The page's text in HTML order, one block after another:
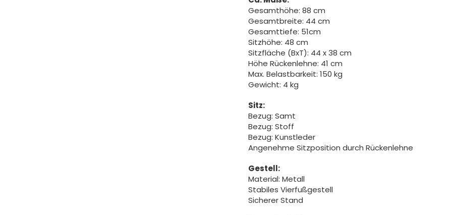
Gesamthöhe: 88 cm
Gesamtbreite: 44 cm
Gesamttiefe: 51cm
Sitzhöhe: 48 cm
Sitzfläche (BxT): 44 x 38 cm
Höhe Rückenlehne: 41 cm
Max. Belastbarkeit: 150 kg
Gewicht: 4 kg
Sitz:
Bezug: Samt
Bezug: Stoff
Bezug: Kunstleder
Angenehme Sitzposition durch Rückenlehne
Gestell:
Material: Metall
Stabiles Vierfußgestell
Sicherer Stand